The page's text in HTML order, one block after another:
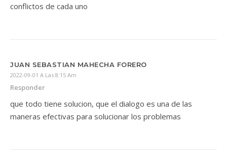
conflictos de cada uno
JUAN SEBASTIAN MAHECHA FORERO
2022-09-01 A Las 8:15 Am
Responder
que todo tiene solucion, que el dialogo es una de las
maneras efectivas para solucionar los problemas